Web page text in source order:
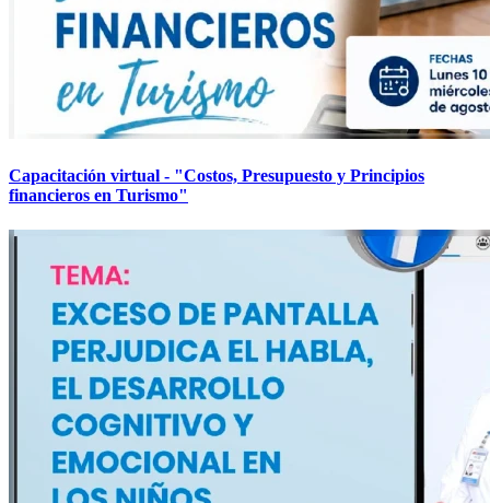
Capacitación virtual - "Costos, Presupuesto y Principios
financieros en Turismo"